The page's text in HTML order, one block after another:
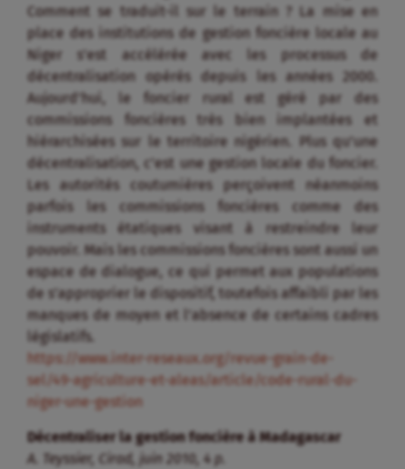
Comment se traduit-il sur le terrain ? La mise en
place des institutions de gestion foncière locale au
Niger s’est accélérée avec les processus de
décentralisation opérés depuis les années 2000.
Aujourd’hui, le foncier rural est géré par des
commissions foncières très bien implantées et
hiérarchisées sur le territoire nigérien. Plus qu’une
décentralisation, c’est une gestion locale du foncier.
Les autorités coutumières perçoivent néanmoins
parfois les commissions foncières comme des
instruments étatiques visant à restreindre leur
pouvoir. Mais les commissions foncières sont aussi un
espace de dialogue, ce qui permet aux populations
de s’approprier le dispositif, toutefois affaibli par les
manques de moyen et l’absence de certains cadres
législatifs.
https://www.inter-reseaux.org/revue-grain-de-
sel/49-agriculture-et-aleas/article/code-rural-du-
niger-une-gestion
Décentraliser la gestion foncière à Madagascar
A. Teyssier, Cirad, juin 2010, 4 p.